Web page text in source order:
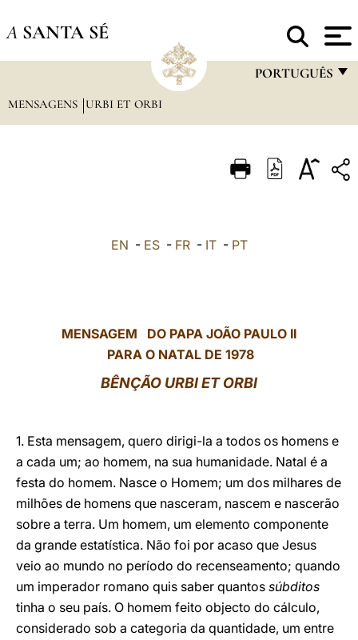
A SANTA SÉ
PORTUGUÊS
ITALIANO
中文
LATINE
MENSAGENS URBI ET ORBI
EN - ES- FR- IT- PT
MENSAGEM DO PAPA JOÃO PAULO II
PARA O NATAL DE 1978
BÊNÇÃO URBI ET ORBI
1. Esta mensagem, quero dirigi-la a todos os homens e
a cada um; ao homem, na sua humanidade. Natal é a
festa do homem. Nasce o Homem; um dos milhares de
milhões de homens que nasceram, nascem e nascerão
sobre a terra. Um homem, um elemento componente
da grande estatística. Não foi por acaso que Jesus
veio ao mundo no período do recenseamento; quando
um imperador romano quis saber quantos súbditos
tinha o seu país. O homem feito objecto do cálculo,
considerado sob a categoria da quantidade, um entre